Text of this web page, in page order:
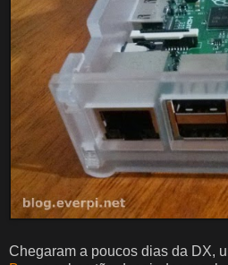
Chegaram a poucos dias da DX,